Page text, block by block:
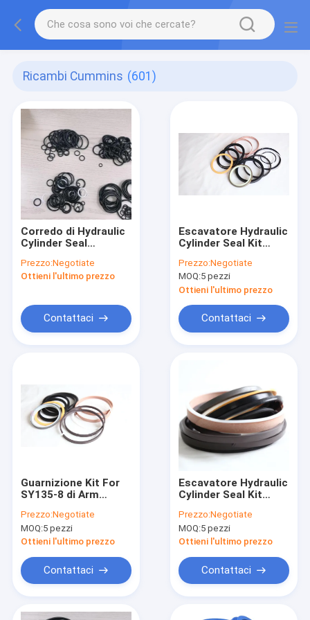
Ricambi Cummins (601)
Corredo di Hydraulic
Cylinder Seal
dell'OEM
Prezzo:Negotiate
Ottieni l'ultimo prezzo
Contattaci
Escavatore Hydraulic
Cylinder Seal Kit
dell'unità di
elaborazione PTFE
NBR
Prezzo:Negotiate
MOQ:5 pezzi
Ottieni l'ultimo prezzo
Contattaci
Guarnizione Kit For
SY135-8 di Arm
dell'escavatore
Prezzo:Negotiate
MOQ:5 pezzi
Ottieni l'ultimo prezzo
Contattaci
Escavatore Hydraulic
Cylinder Seal Kit
ZE260 dell'asta
Prezzo:Negotiate
MOQ:5 pezzi
Ottieni l'ultimo prezzo
Contattaci